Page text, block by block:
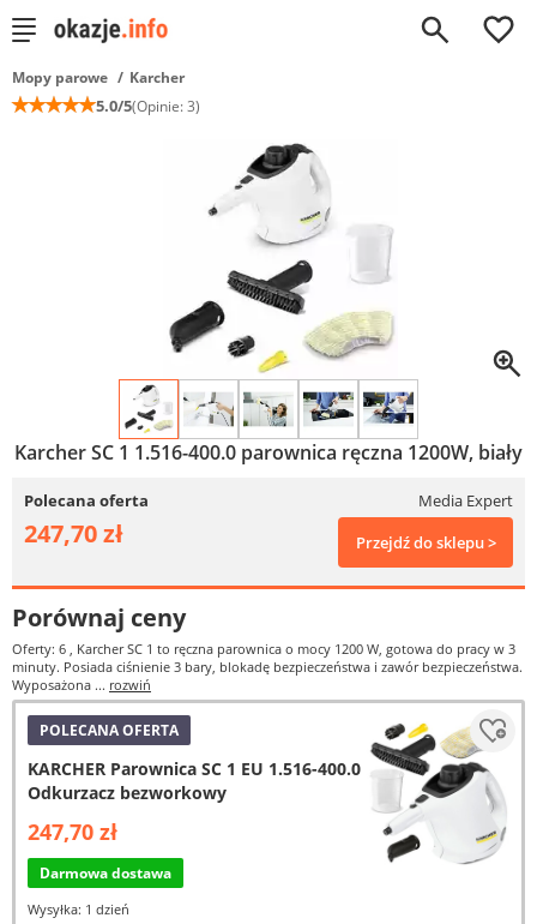
0
Mopy parowe Karcher
☆
☆
☆
☆
☆ 5.0/5(Opinie: 3)
Karcher SC 1 1.516-400.0 parownica ręczna 1200W, biały
Polecana oferta Media Expert
247,70 zł Przejdź do sklepu >
Porównaj ceny
Oferty: 6 , Karcher SC 1 to ręczna parownica o mocy 1200 W, gotowa do pracy w 3
minuty. Posiada ciśnienie 3 bary, blokadę bezpieczeństwa i zawór bezpieczeństwa.
Wyposażona ... rozwiń
POLECANA OFERTA
KARCHER Parownica SC 1 EU 1.516-400.0
Odkurzacz bezworkowy
247,70 zł
Darmowa dostawa
Wysyłka: 1 dzień